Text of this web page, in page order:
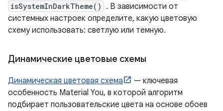
isSystemInDarkTheme()
. В зависимости от
системных настроек определите, какую цветовую
схему использовать: светлую или темную.
Динамические цветовые схемы
Динамическая цветовая схема
— ключевая
особенность Material You, в которой алгоритм
подбирает пользовательские цвета на основе обоев